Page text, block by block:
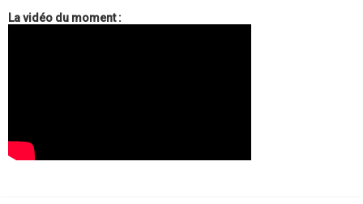
La vidéo du moment :